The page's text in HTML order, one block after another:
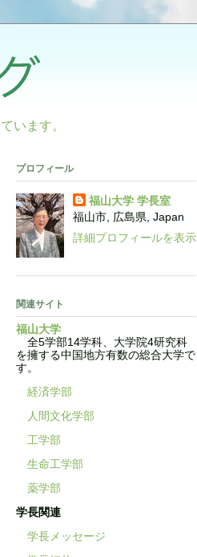
います。
プロフィール
福山大学 学長室
福山市, 広島県, Japan
詳細プロフィールを表示
関連サイト
福山大学
全5学部14学科、大学院4研究科
を擁する中国地方有数の総合大学で
す。
経済学部
人間文化学部
工学部
生命工学部
薬学部
学長関連
学長メッセージ